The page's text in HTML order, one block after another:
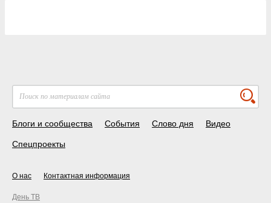
Блоги и сообщества События Слово дня Видео
Спецпроекты
О нас Контактная информация
День ТВ